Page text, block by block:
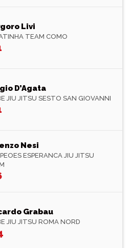
Livi
TEAM COMO
D’Agata
JIU JITSU SESTO SAN GIOVANNI
Nesi
ESPERANCA JIU JITSU
Grabau
JIU JITSU ROMA NORD